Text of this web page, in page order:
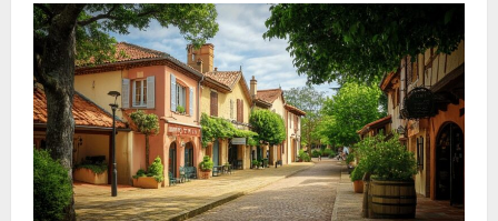
pieges
a
eviter
pour
acheter
une
maison
en
Espagne
et
realiser
une
bonne
affaire